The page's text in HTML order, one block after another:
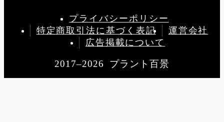
プライバシーポリシー
特定商取引法に基づく表記
運営会社
広告掲載について
2017–2026 プラント百景